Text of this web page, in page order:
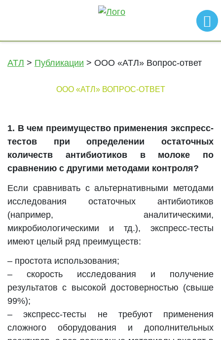
АТЛ > Публикации > ООО «АТЛ» Вопрос-ответ
ООО «АТЛ» ВОПРОС-ОТВЕТ
1. В чем преимущество применения экспресс-
тестов при определении остаточных
количеств антибиотиков в молоке по
сравнению с другими методами контроля?
Если сравнивать с альтернативными методами
исследования остаточных антибиотиков
(например, аналитическими,
микробиологическими и тд.), экспресс-тесты
имеют целый ряд преимуществ:
– простота использования;
– скорость исследования и получение
результатов с высокой достоверностью (свыше
99%);
– экспресс-тесты не требуют применения
сложного оборудования и дополнительных